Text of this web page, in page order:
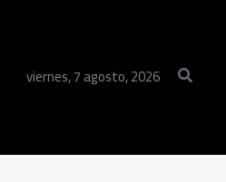
viernes, 7 agosto, 2026
Buscar